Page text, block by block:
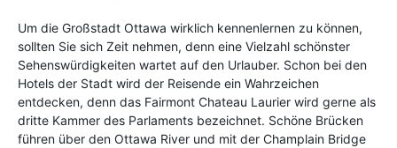
Um die Großstadt Ottawa wirklich kennenlernen zu können,
sollten Sie sich Zeit nehmen, denn eine Vielzahl schönster
Sehenswürdigkeiten wartet auf den Urlauber. Schon bei den
Hotels der Stadt wird der Reisende ein Wahrzeichen
entdecken, denn das Fairmont Chateau Laurier wird gerne als
dritte Kammer des Parlaments bezeichnet. Schöne Brücken
führen über den Ottawa River und mit der Champlain Bridge